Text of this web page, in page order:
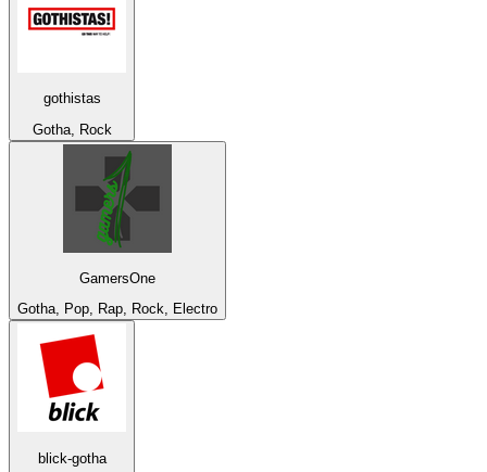
gothistas
Gotha, Rock
GamersOne
Gotha, Pop, Rap, Rock, Electro
blick-gotha